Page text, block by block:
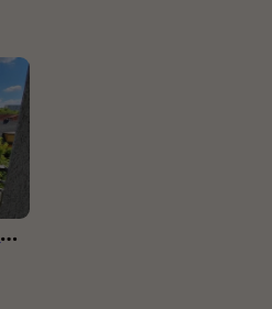
3-Raumwohnung in ruhiger und grüner Lage